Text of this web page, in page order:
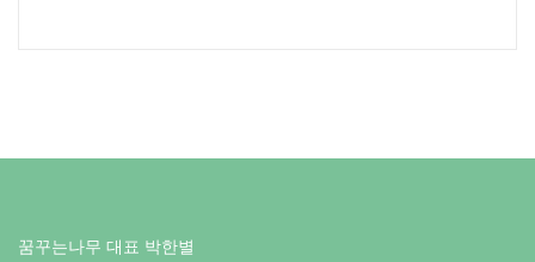
꿈꾸는나무 대표 박한별